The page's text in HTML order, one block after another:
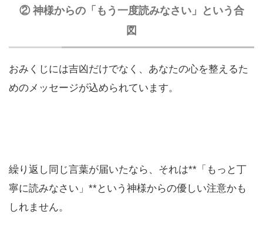
② 神様からの「もう一度読みなさい」という合
図
おみくじには吉凶だけでなく、あなたの心を整えるた
めのメッセージが込められています。
繰り返し同じ言葉が届いたなら、それは**「もっと丁
寧に読みなさい」**という神様からの優しい注意かも
しれません。